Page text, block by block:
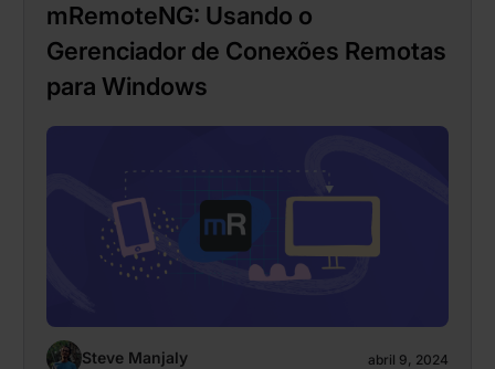
mRemoteNG: Usando o
Gerenciador de Conexões Remotas
para Windows
Steve Manjaly abril 9, 2024